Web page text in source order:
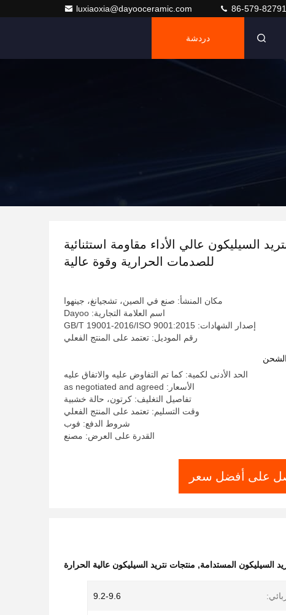
luxiaoxia@dayooceramic.com 86-579-
دردشة
السيليكون عالي الأداء مقاومة استثنائية
للصدمات الحرارية وقوة عالية
مكان المنشأ: صنع في الصين، تشجيانغ، جينهوا
اسم العلامة التجارية: Dayoo
إصدار الشهادات: GB/T 19001-2016/ISO 9001:2015
رقم الموديل: تعتمد على المنتج الفعلي
الحد الأدنى لكمية: كما تم التفاوض عليه والاتفاق عليه
الأسعار: as negotiated and agreed
تفاصيل التغليف: كرتون، حالة خشبية
وقت التسليم: تعتمد على المنتج الفعلي
شروط الدفع: فوب
القدرة على العرض: مصنع
على أفضل سعر
السيليكون المستدامة, منتجات نتريد السيليكون عالية الحرارة
9.2-9.6